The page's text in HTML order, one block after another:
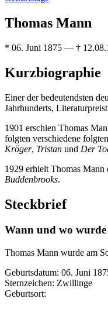
Thomas Mann
* 06. Juni 1875 — †
Kurzbiographie
Einer der bedeutendsten
Jahrhunderts,
1901 erschien Thomas
folgten verschiedene
Kröger, Tristan und Der
1929 erhielt Thomas
Buddenbrooks.
Steckbrief
Wann und wo
Thomas Mann wurde am
Geburtsdatum: 06. Juni
Sternzeichen: Zwillinge
Geburtsort: